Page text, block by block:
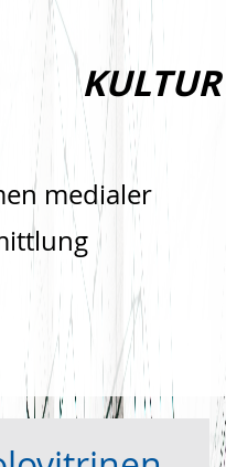
KULTUR
medialer